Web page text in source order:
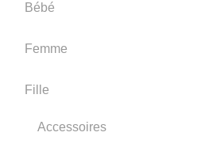
Bébé
Femme
Fille
Accessoires